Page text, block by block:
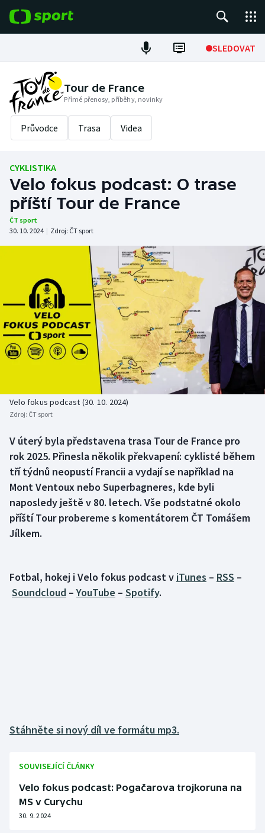
SLEDOVAT
Fotbal
Hokej
Tenis
Cyklistika
DALŠÍ SPORTY
Americký fotbal
Baseball a softbal
Basketbal
Biatlon
Boby a skeleton
Curling
Dostihy
Florbal
Futsal
Golf
Házená
Lyže a snowboard
Motorsport
Olympijské hry
NEPŘEHLÉDNĚTE
Historické návraty
Aplikace ČT sport
AZ kvíz
Tour de France
Přímé přenosy, příběhy, novinky
Průvodce Trasa Videa
CYKLISTIKA
Velo fokus podcast: O trase
příští Tour de France
ČT sport
30. 10. 2024 | Zdroj: ČT sport
Velo fokus podcast (30. 10. 2024)
Zdroj: ČT sport
V úterý byla představena trasa Tour de France pro
rok 2025. Přinesla několik překvapení: cyklisté během
tří týdnů neopustí Francii a vydají se například na
Mont Ventoux nebo Superbagneres, kde byli
naposledy ještě v 80. letech. Vše podstatné okolo
příští Tour probereme s komentátorem ČT Tomášem
Jílkem.
Fotbal, hokej i Velo fokus podcast v iTunes – RSS –
Soundcloud –YouTube – Spotify.
Stáhněte si nový díl ve formátu mp3.
SOUVISEJÍCÍ ČLÁNKY
Velo fokus podcast: Pogačarova trojkoruna na
MS v Curychu
30. 9. 2024